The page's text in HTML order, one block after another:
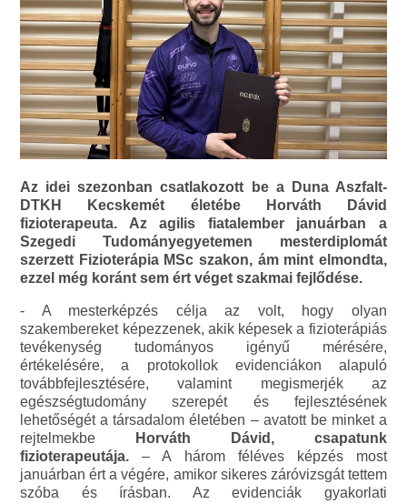
Az idei szezonban csatlakozott be a Duna Aszfalt-
DTKH Kecskemét életébe Horváth Dávid
fizioterapeuta. Az agilis fiatalember januárban a
Szegedi Tudományegyetemen mesterdiplomát
szerzett Fizioterápia MSc szakon, ám mint elmondta,
ezzel még koránt sem ért véget szakmai fejlődése.
- A mesterképzés célja az volt, hogy olyan
szakembereket képezzenek, akik képesek a fizioterápiás
tevékenység tudományos igényű mérésére,
értékelésére, a protokollok evidenciákon alapuló
továbbfejlesztésére, valamint megismerjék az
egészségtudomány szerepét és fejlesztésének
lehetőségét a társadalom életében – avatott be minket a
rejtelmekbe
Horváth Dávid, csapatunk
fizioterapeutája. – A három féléves képzés most
januárban ért a végére, amikor sikeres záróvizsgát tettem
szóba és írásban. Az evidenciák gyakorlati